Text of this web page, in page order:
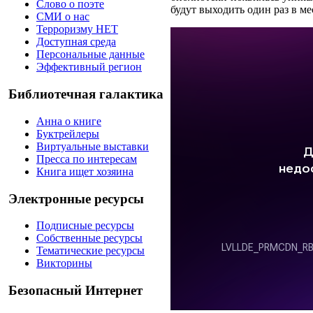
Слово о поэте
СМИ о нас
Терроризму НЕТ
Доступная среда
Персональные данные
Эффективный регион
Библиотечная галактика
Анна о книге
Буктрейлеры
Виртуальные выставки
Пресса по интересам
Книга ищет хозяина
Электронные ресурсы
Подписные ресурсы
Собственные ресурсы
Тематические ресурсы
Викторины
Безопасный Интернет
будут выходить один раз в